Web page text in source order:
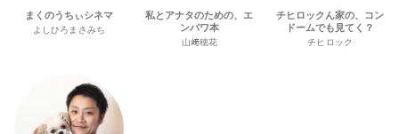
まくのうちぃシネマ
よしひろまさみち
私とアナタのための、エ
ンパワ本
山﨑穂花
チヒロックん家の、コン
ドームでも見てく？
チヒロック